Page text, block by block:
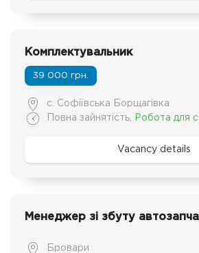
Комплектувальник
39 000 грн.
с. Софіївська Борщагівка
Повна зайнятість
Робота для
Vacancy details
Менеджер зі збуту
Бровари